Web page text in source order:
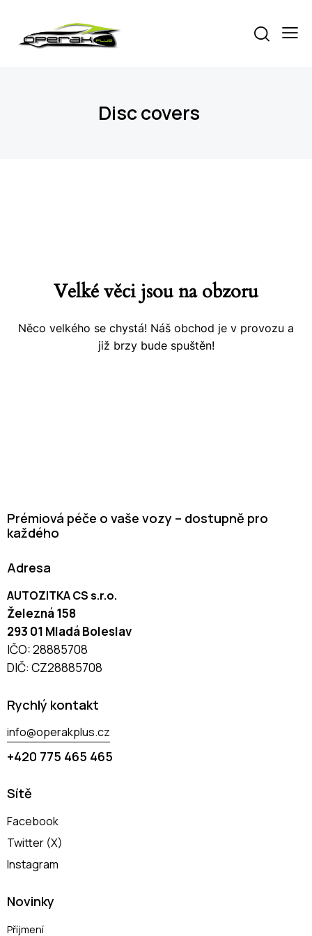
Disc covers
Velké věci jsou na obzoru
Něco velkého se chystá! Náš obchod je v provozu a
již brzy bude spuštěn!
Prémiová péče o vaše vozy – dostupně pro
každého
Adresa
AUTOZITKA CS s.r.o.
Železná 158
293 01 Mladá Boleslav
IČO: 28885708
DIČ: CZ28885708
Rychlý kontakt
info@operakplus.cz
+420 775 465 465
Sítě
Facebook
Twitter (X)
Instagram
Novinky
Příjmení